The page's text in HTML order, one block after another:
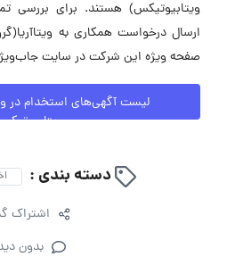
ویتابیوتیکس) هستند. برای بررسی
ارسال درخواست همکاری به
صفحه ویژه این شرکت در سایت
لیست آگهی‌های استخدام در
دسته بندی :
اشتراک
بدون